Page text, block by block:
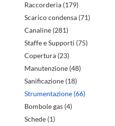
Raccorderia (179)
Scarico condensa (71)
Canaline (281)
Staffe e Supporti (75)
Copertura (23)
Manutenzione (48)
Sanificazione (18)
Strumentazione (66)
Bombole gas (4)
Schede (1)